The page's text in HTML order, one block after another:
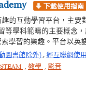
趣的互動學習平台，主
等學科範疇的主要概念
學習的樂趣。平台以英
圖書館除外) , 經互聯網使用
STEAM , 教學 , 影音